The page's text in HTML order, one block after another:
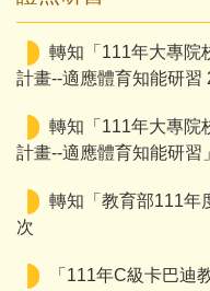
轉知「111年大專院
計畫--適應體育知能研習
轉知「111年大專院
計畫--適應體育知能研習」
轉知「教育部111年
次
「111年C級卡巴迪